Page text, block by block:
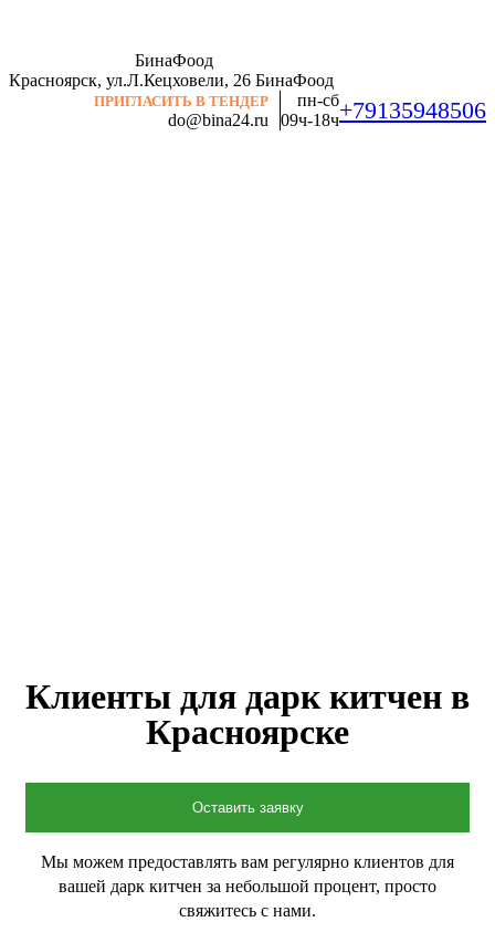
БинаФоод
Красноярск, ул.Л.Кецховели, 26 БинаФоод
ПРИГЛАСИТЬ В ТЕНДЕР
do@bina24.ru
пн-сб
09ч-18ч+79135948506
Клиенты для дарк китчен в
Красноярске
Оставить заявку
Мы можем предоставлять вам регулярно клиентов для
вашей дарк китчен за небольшой процент, просто
свяжитесь с нами.